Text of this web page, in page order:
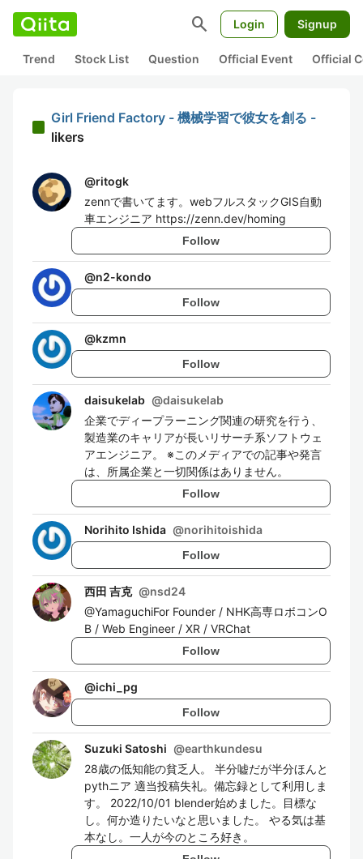
search Login Signup
Trend Stock List Question Official Event Official
Girl Friend Factory - 機械学習で彼女を創る -
likers
@ritogk
zennで書いてます。webフルスタックGIS自動
車エンジニア https://zenn.dev/homing
Follow
@n2-kondo
Follow
@kzmn
Follow
daisukelab @daisukelab
企業でディープラーニング関連の研究を行う、
製造業のキャリアが長いリサーチ系ソフトウェ
アエンジニア。 ※このメディアでの記事や発言
は、所属企業と一切関係はありません。
Follow
Norihito Ishida @norihitoishida
Follow
西田 吉克 @nsd24
@YamaguchiFor Founder / NHK高専ロボコンO
B / Web Engineer / XR / VRChat
Follow
@ichi_pg
Follow
Suzuki Satoshi @earthkundesu
28歳の低知能の貧乏人。 半分嘘だが半分ほんと
pythニア 適当投稿失礼。備忘録として利用しま
す。 2022/10/01 blender始めました。目標な
し。何か造りたいなと思いました。 やる気は基
本なし。一人が今のところ好き。